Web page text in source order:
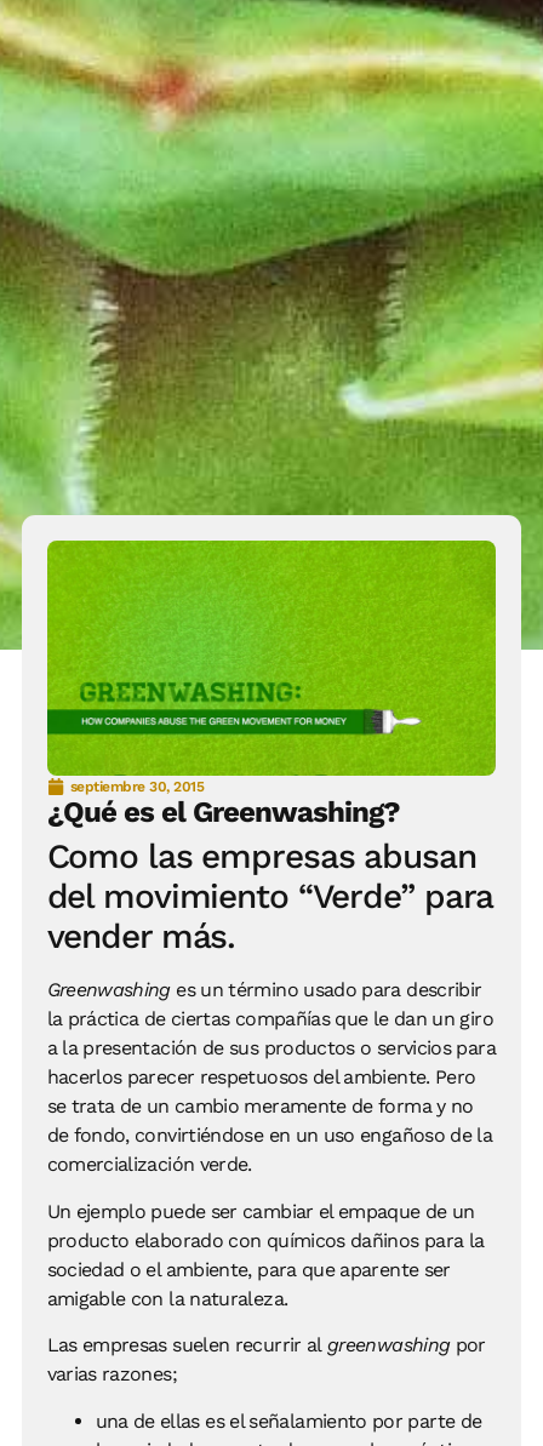
septiembre 30, 2015
¿Qué es el Greenwashing?
Como las empresas abusan
del movimiento “Verde” para
vender más.
Greenwashing es un término usado para describir
la práctica de ciertas compañías que le dan un giro
a la presentación de sus productos o servicios para
hacerlos parecer respetuosos del ambiente. Pero
se trata de un cambio meramente de forma y no
de fondo, convirtiéndose en un uso engañoso de la
comercialización verde.
Un ejemplo puede ser cambiar el empaque de un
producto elaborado con químicos dañinos para la
sociedad o el ambiente, para que aparente ser
amigable con la naturaleza.
Las empresas suelen recurrir algreenwashingpor
varias razones;
una de ellas es el señalamiento por parte de